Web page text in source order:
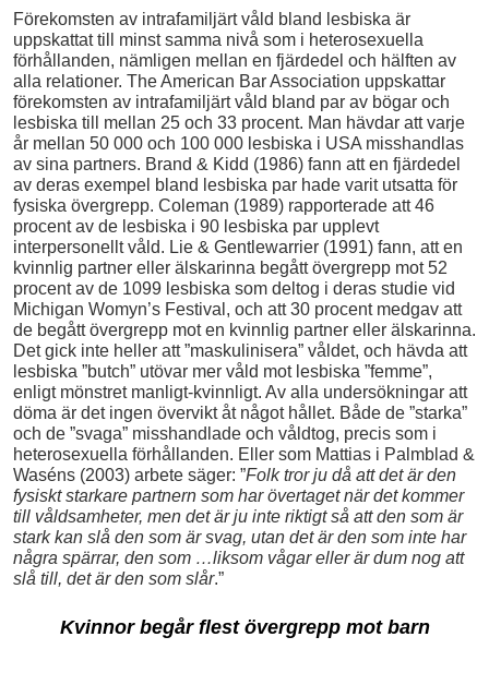
Förekomsten av intrafamiljärt våld bland lesbiska är
uppskattat till minst samma nivå som i heterosexuella
förhållanden, nämligen mellan en fjärdedel och hälften av
alla relationer. The American Bar Association uppskattar
förekomsten av intrafamiljärt våld bland par av bögar och
lesbiska till mellan 25 och 33 procent. Man hävdar att varje
år mellan 50 000 och 100 000 lesbiska i USA misshandlas
av sina partners. Brand & Kidd (1986) fann att en fjärdedel
av deras exempel bland lesbiska par hade varit utsatta för
fysiska övergrepp. Coleman (1989) rapporterade att 46
procent av de lesbiska i 90 lesbiska par upplevt
interpersonellt våld. Lie & Gentlewarrier (1991) fann, att en
kvinnlig partner eller älskarinna begått övergrepp mot 52
procent av de 1099 lesbiska som deltog i deras studie vid
Michigan Womyn’s Festival, och att 30 procent medgav att
de begått övergrepp mot en kvinnlig partner eller älskarinna.
Det gick inte heller att ”maskulinisera” våldet, och hävda att
lesbiska ”butch” utövar mer våld mot lesbiska ”femme”,
enligt mönstret manligt-kvinnligt. Av alla undersökningar att
döma är det ingen övervikt åt något hållet. Både de ”starka”
och de ”svaga” misshandlade och våldtog, precis som i
heterosexuella förhållanden. Eller som Mattias i Palmblad &
Waséns (2003) arbete säger: ”Folk tror ju då att det är den
fysiskt starkare partnern som har övertaget när det kommer
till våldsamheter, men det är ju inte riktigt så att den som är
stark kan slå den som är svag, utan det är den som inte har
några spärrar, den som …liksom vågar eller är dum nog att
slå till, det är den som slår.”
Kvinnor begår flest övergrepp mot barn